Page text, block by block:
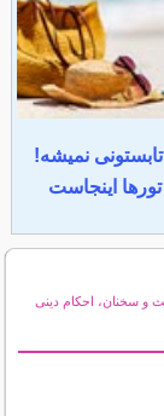
نمیشه!
تورها اینجاست
و سخنان، احکام دینی